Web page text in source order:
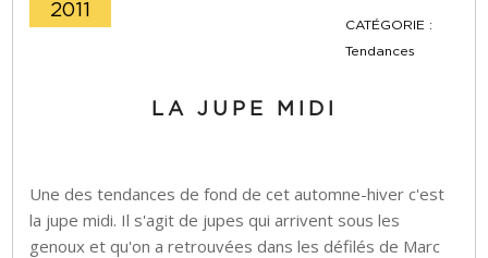
2011
CATÉGORIE :
Tendances
LA JUPE MIDI
Une des tendances de fond de cet automne-hiver c'est
la jupe midi. Il s'agit de jupes qui arrivent sous les
genoux et qu'on a retrouvées dans les défilés de Marc